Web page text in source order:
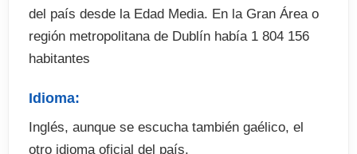
El precio no incluye
. Billete de avión
. Fianza de alojamiento (cuando proceda)
del país desde la Edad Media. En la Gran Área o
región metropolitana de Dublín había 1 804 156
habitantes
Idioma:
Inglés, aunque se escucha también gaélico, el
otro idioma oficial del país.